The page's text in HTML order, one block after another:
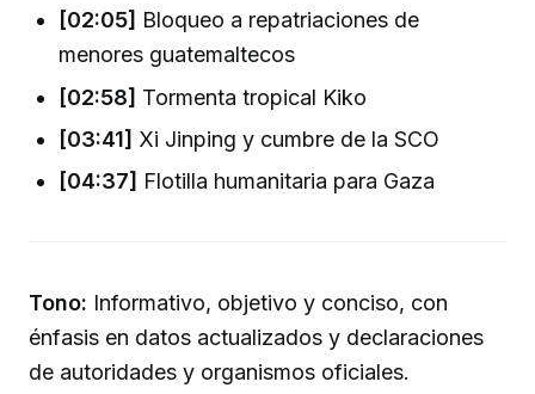
[02:05] Bloqueo a repatriaciones de
menores guatemaltecos
[02:58] Tormenta tropical Kiko
[03:41] Xi Jinping y cumbre de la SCO
[04:37] Flotilla humanitaria para Gaza
Tono: Informativo, objetivo y conciso, con
énfasis en datos actualizados y declaraciones
de autoridades y organismos oficiales.